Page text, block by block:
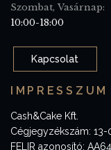
Szombat, Vasárnap:
10:00-18:00
Kapcsolat
IMPRESSZUM
Cash&Cake Kft.
Cégjegyzékszám: 13-
FELIR azonosító: